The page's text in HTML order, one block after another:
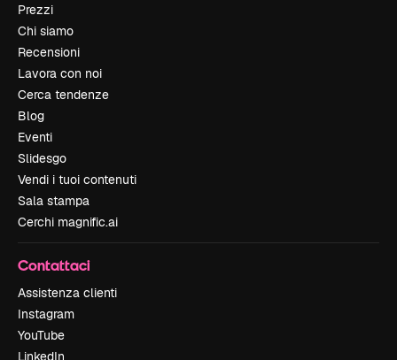
Prezzi
Chi siamo
Recensioni
Lavora con noi
Cerca tendenze
Blog
Eventi
Slidesgo
Vendi i tuoi contenuti
Sala stampa
Cerchi magnific.ai
Contattaci
Assistenza clienti
Instagram
YouTube
LinkedIn